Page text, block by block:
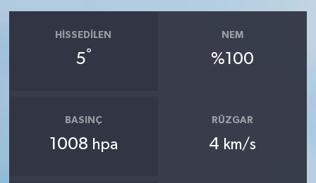
HISSEDILEN
5°
NEM
%100
BASINÇ
1008 hpa
RÜZGAR
4 km/s